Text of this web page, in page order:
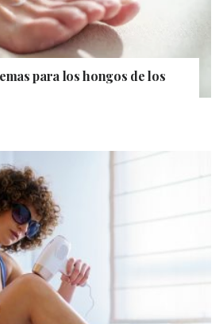
para los hongos de los